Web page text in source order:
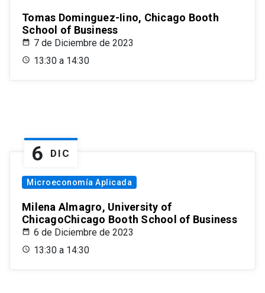
Tomas Dominguez-Iino, Chicago Booth
School of Business
7 de Diciembre de 2023
13:30 a 14:30
6 DIC
Microeconomía Aplicada
Milena Almagro, University of
ChicagoChicago Booth School of Business
6 de Diciembre de 2023
13:30 a 14:30